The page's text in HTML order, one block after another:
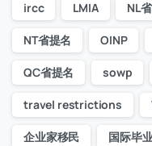
ircc LMIA NL
NT省提名 OINP
QC省提名 sowp
travel restrictions
企业家移民 国际毕